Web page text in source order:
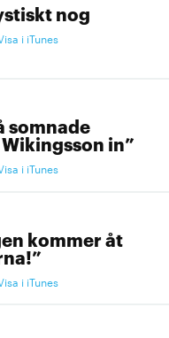
nog
i iTunes
somnade
in”
i iTunes
kommer åt
i iTunes